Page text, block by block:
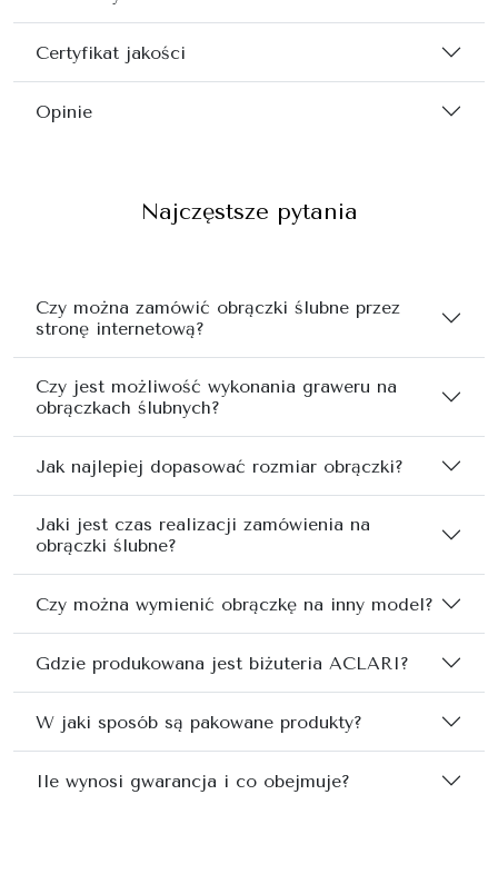
Certyfikat jakości
Opinie
Najczęstsze pytania
Czy można zamówić obrączki ślubne przez
stronę internetową?
Czy jest możliwość wykonania graweru na
obrączkach ślubnych?
Jak najlepiej dopasować rozmiar obrączki?
Jaki jest czas realizacji zamówienia na
obrączki ślubne?
Czy można wymienić obrączkę na inny model?
Gdzie produkowana jest biżuteria ACLARI?
W jaki sposób są pakowane produkty?
Ile wynosi gwarancja i co obejmuje?